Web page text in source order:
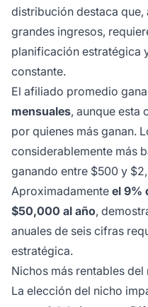
distribución destaca
grandes ingresos,
planificación estratégica
constante.
El afiliado promedio
mensuales, aunque esta
por quienes más ganan.
considerablemente más
ganando entre $500 y
Aproximadamente el 9%
$50,000 al año,
anuales de seis cifras
estratégica.
Nichos más rentables
La elección del nicho